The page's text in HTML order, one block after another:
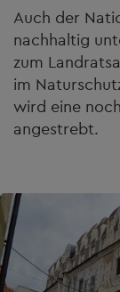
Auch der
nachhaltig
zum
im
wird eine
angestrebt.